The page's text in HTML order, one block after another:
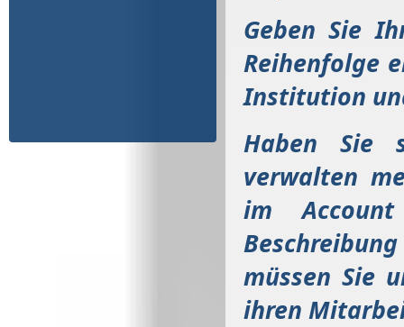
Geben Sie
Reihenfolge
Institution
Haben Sie
verwalten
im
müssen Sie
ihren